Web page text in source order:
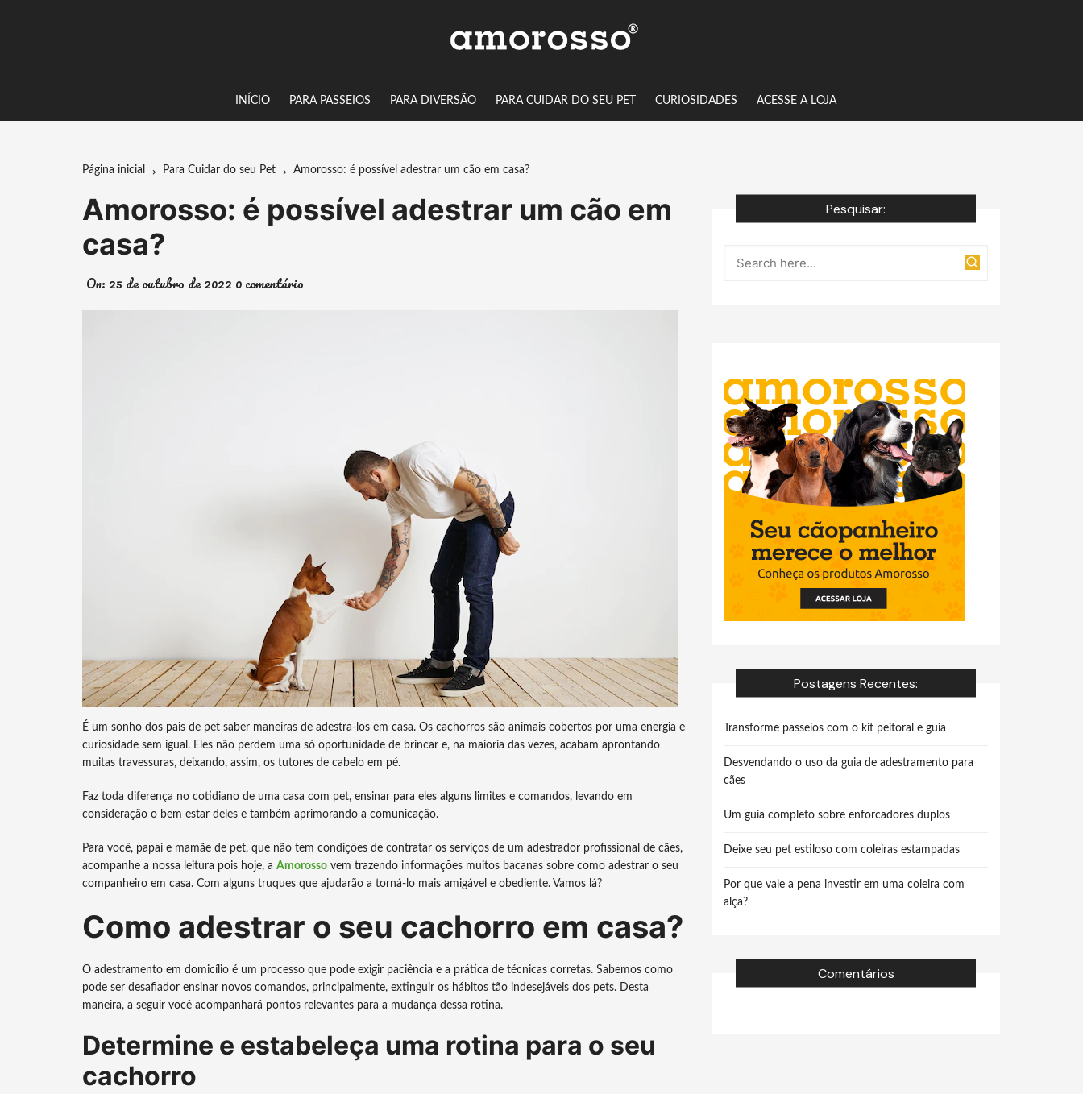
INÍCIO PARA PASSEIOS PARA DIVERSÃO PARA CUIDAR DO SEU PET CURIOSIDADES ACESSE A LOJA
Página inicial Para Cuidar do seu Pet Amorosso: é possível adestrar um cão em casa?
Amorosso: é possível adestrar um cão em
casa?
On: 25 de outubro de 2022 0 comentário
É um sonho dos pais de pet saber maneiras de adestra-los em casa. Os cachorros são animais cobertos por uma energia e
curiosidade sem igual. Eles não perdem uma só oportunidade de brincar e, na maioria das vezes, acabam aprontando
muitas travessuras, deixando, assim, os tutores de cabelo em pé.
Faz toda diferença no cotidiano de uma casa com pet, ensinar para eles alguns limites e comandos, levando em
consideração o bem estar deles e também aprimorando a comunicação.
Para você, papai e mamãe de pet, que não tem condições de contratar os serviços de um adestrador profissional de cães,
acompanhe a nossa leitura pois hoje, a Amorosso vem trazendo informações muitos bacanas sobre como adestrar o seu
companheiro em casa. Com alguns truques que ajudarão a torná-lo mais amigável e obediente. Vamos lá?
Como adestrar o seu cachorro em casa?
O adestramento em domicílio é um processo que pode exigir paciência e a prática de técnicas corretas. Sabemos como
pode ser desafiador ensinar novos comandos, principalmente, extinguir os hábitos tão indesejáveis dos pets. Desta
maneira, a seguir você acompanhará pontos relevantes para a mudança dessa rotina.
Determine e estabeleça uma rotina para o seu
cachorro
Pesquisar:
Postagens Recentes:
Transforme passeios com o kit peitoral e guia
Desvendando o uso da guia de adestramento para
cães
Um guia completo sobre enforcadores duplos
Deixe seu pet estiloso com coleiras estampadas
Por que vale a pena investir em uma coleira com
alça?
Comentários